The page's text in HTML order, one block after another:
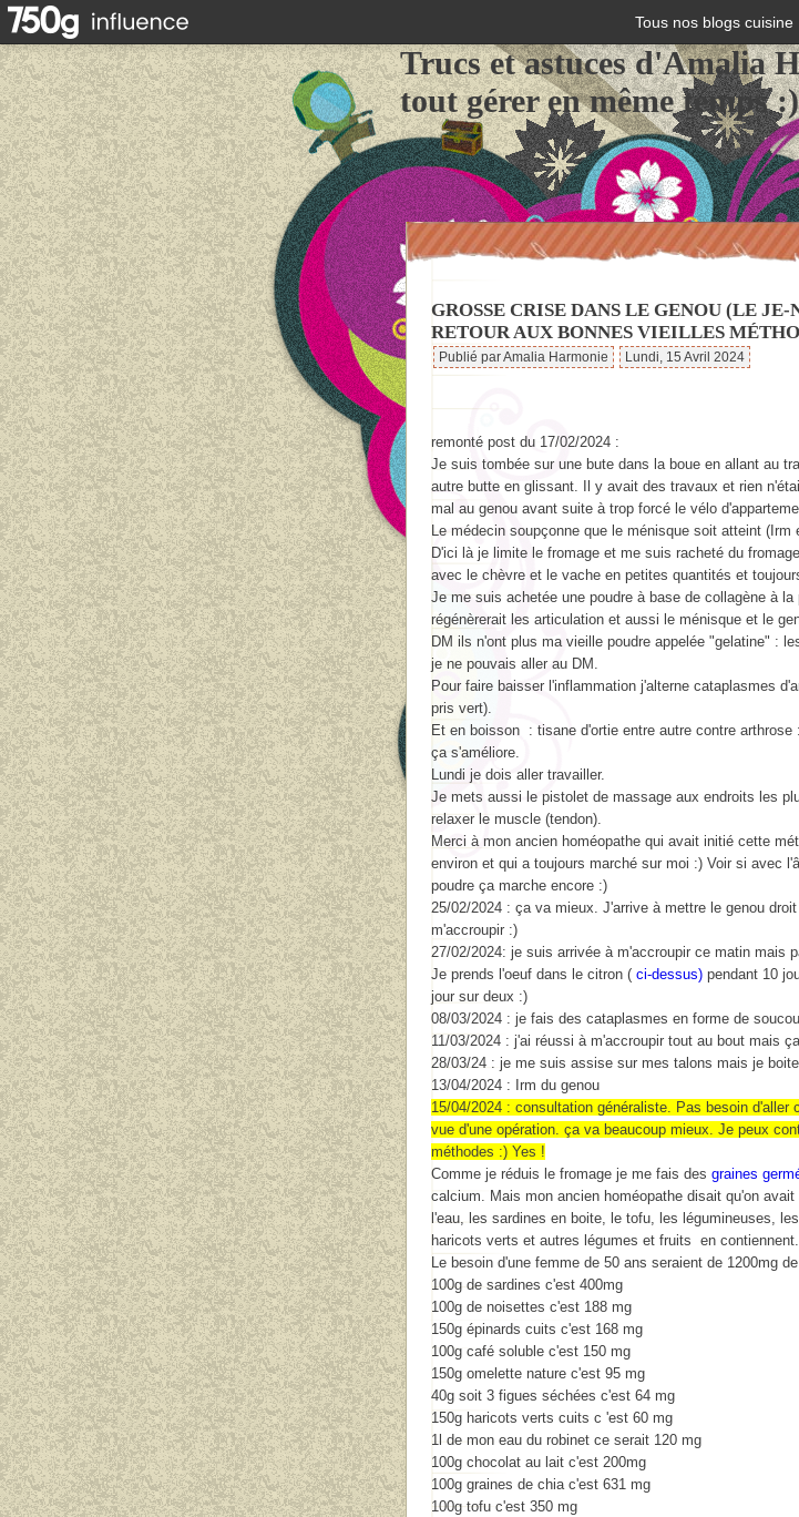
Tous nos blogs cuisine
Trucs et astuces d'Amalia
tout gérer en même temps :)
GROSSE CRISE DANS LE GENOU (LE JE-
RETOUR AUX BONNES VIEILLES
Publié par Amalia Harmonie Lundi, 15 Avril 2024
remonté post du 17/02/2024 :
Je suis tombée sur une bute dans la boue en allant au
autre butte en glissant. Il y avait des travaux et rien
mal au genou avant suite à trop forcé le vélo
Le médecin soupçonne que le ménisque soit atteint (Irm
D'ici là je limite le fromage et me suis racheté du
avec le chèvre et le vache en petites quantités et
Je me suis achetée une poudre à base de collagène à la
régénèrerait les articulation et aussi le ménisque et le
DM ils n'ont plus ma vieille poudre appelée "gelatine" :
je ne pouvais aller au DM.
Pour faire baisser l'inflammation j'alterne cataplasmes
pris vert).
Et en boisson : tisane d'ortie entre autre contre arthrose
ça s'améliore.
Lundi je dois aller travailler.
Je mets aussi le pistolet de massage aux endroits les
relaxer le muscle (tendon).
Merci à mon ancien homéopathe qui avait initié cette
environ et qui a toujours marché sur moi :) Voir si avec
poudre ça marche encore :)
25/02/2024 : ça va mieux. J'arrive à mettre le genou
m'accroupir :)
27/02/2024: je suis arrivée à m'accroupir ce matin mais
Je prends l'oeuf dans le citron ( ci-dessus) pendant 10
jour sur deux :)
08/03/2024 : je fais des cataplasmes en forme de
11/03/2024 : j'ai réussi à m'accroupir tout au bout mais
28/03/24 : je me suis assise sur mes talons mais je
13/04/2024 : Irm du genou
15/04/2024 : consultation généraliste. Pas besoin d'aller
vue d'une opération. ça va beaucoup mieux. Je peux
méthodes :) Yes !
Comme je réduis le fromage je me fais des graines
calcium. Mais mon ancien homéopathe disait qu'on
l'eau, les sardines en boite, le tofu, les légumineuses,
haricots verts et autres légumes et fruits en contiennent.
Le besoin d'une femme de 50 ans seraient de 1200mg
100g de sardines c'est 400mg
100g de noisettes c'est 188 mg
150g épinards cuits c'est 168 mg
100g café soluble c'est 150 mg
150g omelette nature c'est 95 mg
40g soit 3 figues séchées c'est 64 mg
150g haricots verts cuits c 'est 60 mg
1l de mon eau du robinet ce serait 120 mg
100g chocolat au lait c'est 200mg
100g graines de chia c'est 631 mg
100g tofu c'est 350 mg